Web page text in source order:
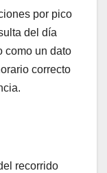
por pico
del día
como un dato
correcto
recorrido